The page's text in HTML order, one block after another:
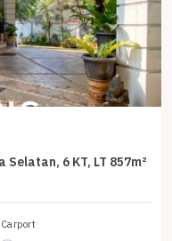
6 KT, LT 857m²
Carport